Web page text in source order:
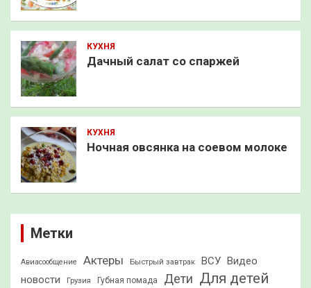
КУХНЯ
Дачный салат со спаржей
КУХНЯ
Ночная овсянка на соевом молоке
Метки
Авиасообщение Актеры Быстрый завтрак ВСУ Видео
новости
Грузия Губная помада Дети Для детей